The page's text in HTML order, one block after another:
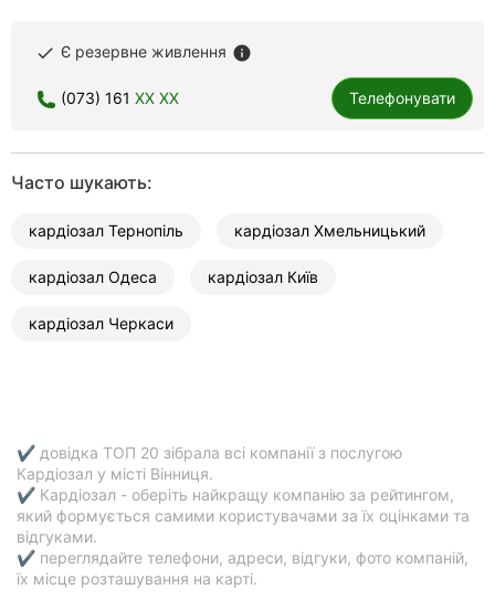
done Є резервне живлення info
(073) 161 XX XX Телефонувати
Часто шукають:
кардіозал Тернопіль кардіозал Хмельницький
кардіозал Одеса кардіозал Київ
кардіозал Черкаси
✔ довідка ТОП 20 зібрала всі компанії з послугою
Кардіозал у місті Вінниця.
✔ Кардіозал - оберіть найкращу компанію за рейтингом,
який формується самими користувачами за їх оцінками та
відгуками.
✔ переглядайте телефони, адреси, відгуки, фото компаній,
їх місце розташування на карті.